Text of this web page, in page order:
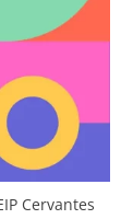
Cervantes